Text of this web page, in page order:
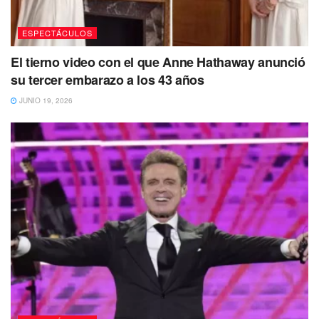
a fin todo lo que ha atravesado con la depresión.
Igualmente, enfatiza que la riqueza, el éxito y la fama no
constituyen la panacea para sanar este trastorno mental
que le aquejó durante un largo período.
“Todos, sin excepción, cargamos con una cruz, una
pesadumbre personal, un dolor o una frustración, sin
importar nuestra posición social, creencias religiosas o
ocupación”, detalla. “De hecho, el logro profesional no
asegura la felicidad, tampoco lo hace el dinero”.
ESPECTÁCULOS
El tierno video con el que Anne Hathaway anunció
su tercer embarazo a los 43 años
JUNIO 19, 2026